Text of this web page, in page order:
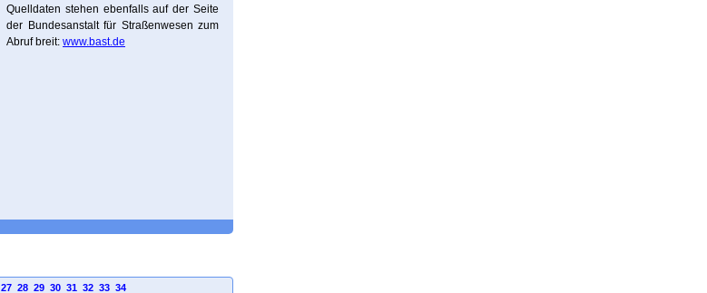
Quelldaten stehen ebenfalls auf der Seite
der Bundesanstalt für Straßenwesen zum
Abruf breit: www.bast.de
27 28 29 30 31 32 33 34